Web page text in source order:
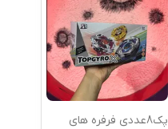
پک8عددی فرفره های